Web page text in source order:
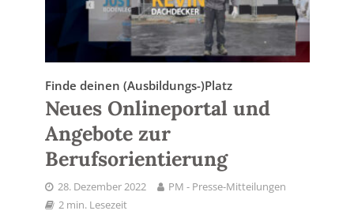
Finde deinen (Ausbildungs-)Platz
Neues Onlineportal und
Angebote zur
Berufsorientierung
28. Dezember 2022
PM - Presse-Mitteilungen
2 min. Lesezeit